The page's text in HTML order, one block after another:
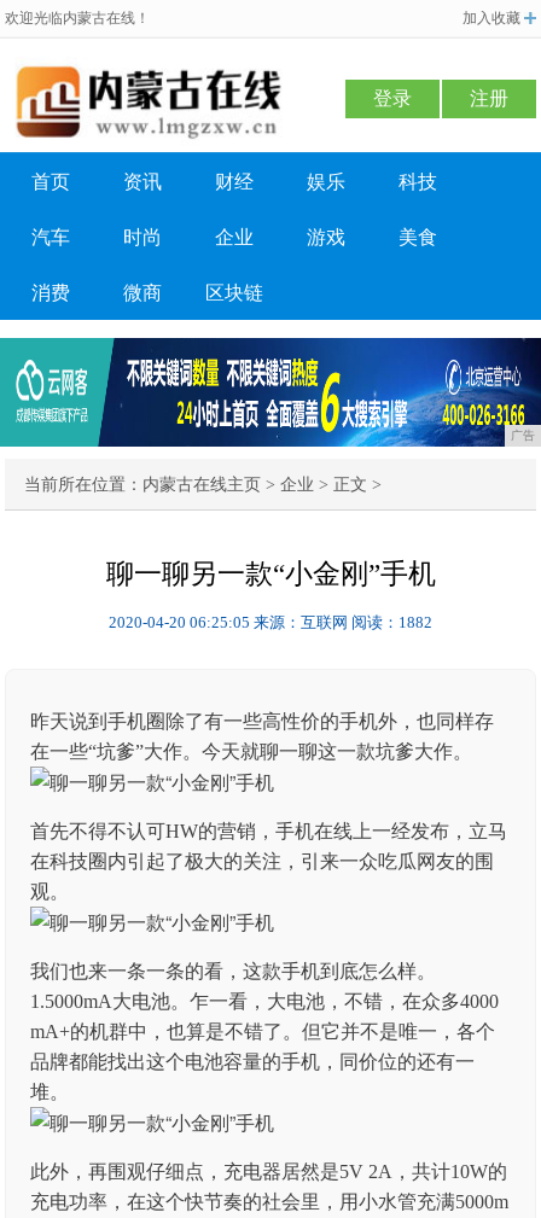
欢迎光临内蒙古在线！ 加入收藏
登录 注册
首页 资讯 财经 娱乐 科技
汽车 时尚 企业 游戏 美食
消费 微商 区块链
广告
当前所在位置： 内蒙古在线主页 >企业 > 正文 >
聊一聊另一款“小金刚”手机
2020-04-20 06:25:05 来源：互联网 阅读：1882
昨天说到手机圈除了有一些高性价的手机外，也同样存
在一些“坑爹”大作。今天就聊一聊这一款坑爹大作。
首先不得不认可HW的营销，手机在线上一经发布，立马
在科技圈内引起了极大的关注，引来一众吃瓜网友的围
观。
我们也来一条一条的看，这款手机到底怎么样。
1.5000mA大电池。乍一看，大电池，不错，在众多4000
mA+的机群中，也算是不错了。但它并不是唯一，各个
品牌都能找出这个电池容量的手机，同价位的还有一
堆。
此外，再围观仔细点，充电器居然是5V 2A，共计10W的
充电功率，在这个快节奏的社会里，用小水管充满5000m